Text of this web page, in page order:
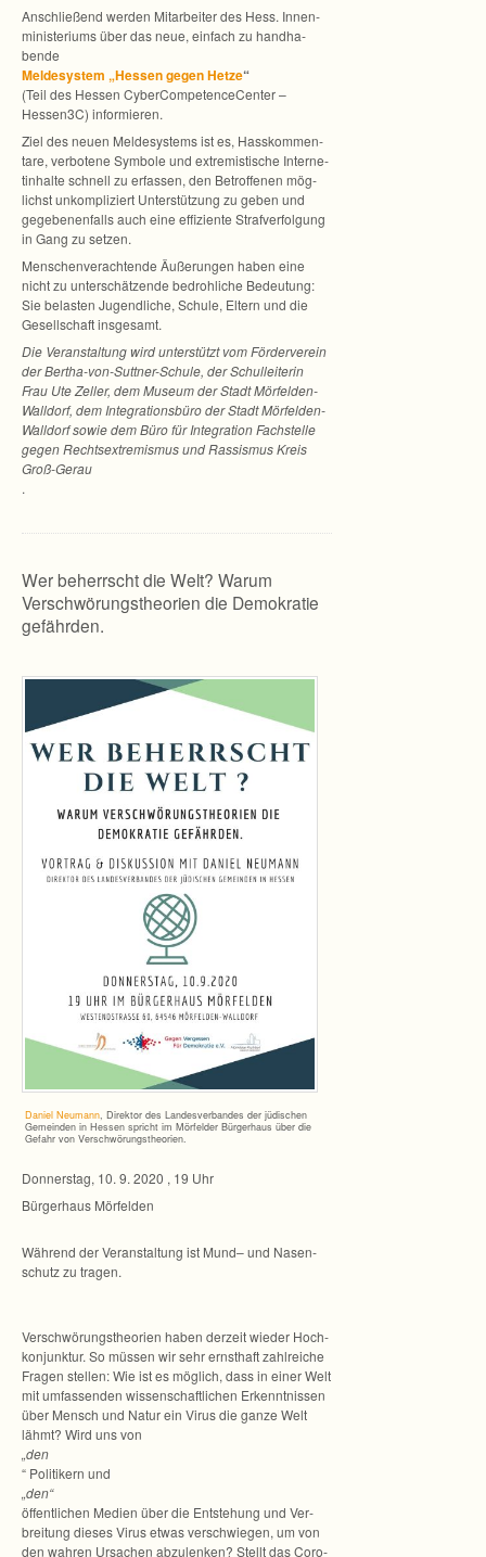
Anschlie­ßend wer­den Mit­ar­bei­ter des Hess. Innen­
mi­nis­te­ri­ums über das neue, ein­fach zu hand­ha­
bende
Mel­de­sys­tem „Hes­sen gegen Hetze“
(Teil des Hes­sen Cyber­Com­pe­tence­Cen­ter –
Hessen3C) informieren.
Ziel des neuen Mel­de­sys­tems ist es, Hass­kom­men­
tare, ver­bo­tene Sym­bole und extre­mis­ti­sche Inter­ne­
tin­halte schnell zu erfas­sen, den Betrof­fe­nen mög­
lichst unkom­pli­ziert Unter­stüt­zung zu geben und
gege­be­nen­falls auch eine effi­zi­ente Straf­ver­fol­gung
in Gang zu setzen.
Men­schen­ver­ach­tende Äuße­run­gen haben eine
nicht zu unter­schät­zende bedroh­li­che Bedeu­tung:
Sie belas­ten Jugend­li­che, Schule, Eltern und die
Gesell­schaft insgesamt.
Die Ver­an­stal­tung wird unter­stützt vom För­der­ver­ein
der Bertha-von-Suttner-Schule, der Schul­lei­te­rin
Frau Ute Zel­ler, dem Museum der Stadt Mörfelden-
Walldorf, dem Inte­gra­ti­ons­büro der Stadt Mörfelden-
Walldorf sowie dem Büro für Inte­gra­tion Fach­stelle
gegen Rechts­ex­tre­mis­mus und Ras­sis­mus Kreis
Groß-Gerau
.
Wer beherrscht die Welt? Warum
Verschwörungstheorien die Demokratie
gefährden.
Daniel Neu­mann, Direk­tor des Lan­des­ver­ban­des der jüdi­schen
Gemein­den in Hes­sen spricht im Mör­fel­der Bür­ger­haus über die
Gefahr von Verschwörungstheorien.
Don­ners­tag, 10. 9. 2020 , 19 Uhr
Bür­ger­haus Mörfelden
Wäh­rend der Ver­an­stal­tung ist Mund– und Nasen­
schutz zu tragen.
Ver­schwö­rungs­theo­rien haben der­zeit wie­der Hoch­
kon­junk­tur. So müs­sen wir sehr ernst­haft zahl­rei­che
Fra­gen stel­len: Wie ist es mög­lich, dass in einer Welt
mit umfas­sen­den wis­sen­schaft­li­chen Erkennt­nis­sen
über Mensch und Natur ein Virus die ganze Welt
lähmt? Wird uns von
„den
“ Poli­ti­kern und
„den“
öffent­li­chen Medien über die Ent­ste­hung und Ver­
brei­tung die­ses Virus etwas ver­schwie­gen, um von
den wah­ren Ursa­chen abzu­len­ken? Stellt das Coro­